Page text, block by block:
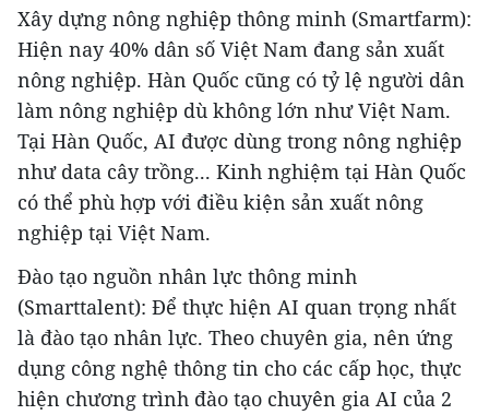
Xây dựng nông nghiệp thông minh (Smartfarm):
Hiện nay 40% dân số Việt Nam đang sản xuất
nông nghiệp. Hàn Quốc cũng có tỷ lệ người dân
làm nông nghiệp dù không lớn như Việt Nam.
Tại Hàn Quốc, AI được dùng trong nông nghiệp
như data cây trồng... Kinh nghiệm tại Hàn Quốc
có thể phù hợp với điều kiện sản xuất nông
nghiệp tại Việt Nam.
Đào tạo nguồn nhân lực thông minh
(Smarttalent): Để thực hiện AI quan trọng nhất
là đào tạo nhân lực. Theo chuyên gia, nên ứng
dụng công nghệ thông tin cho các cấp học, thực
hiện chương trình đào tạo chuyên gia AI của 2